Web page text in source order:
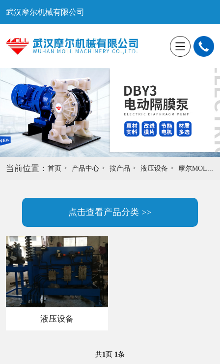
武汉摩尔机械有限公司
当前位置： 首页 产品中心 按产品 液压设备 摩尔MOLL
点击查看产品分类 >>
液压设备
共1页 1条